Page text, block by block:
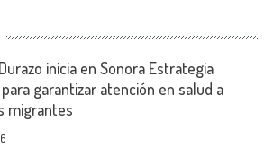
inicia en Sonora Estrategia
garantizar atención en salud a
migrantes